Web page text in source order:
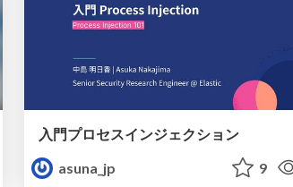
入門プロセスインジェクション
asuna_jp
9